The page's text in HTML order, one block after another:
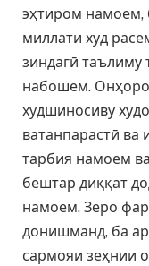
эҳтиром намоем,
миллати худ
зиндагӣ таълиму
набошем. Онҳоро
худшиносиву
ватанпарастӣ ва
тарбия намоем
бештар диққат
намоем. Зеро
донишманд, ба
сармояи зеҳнии